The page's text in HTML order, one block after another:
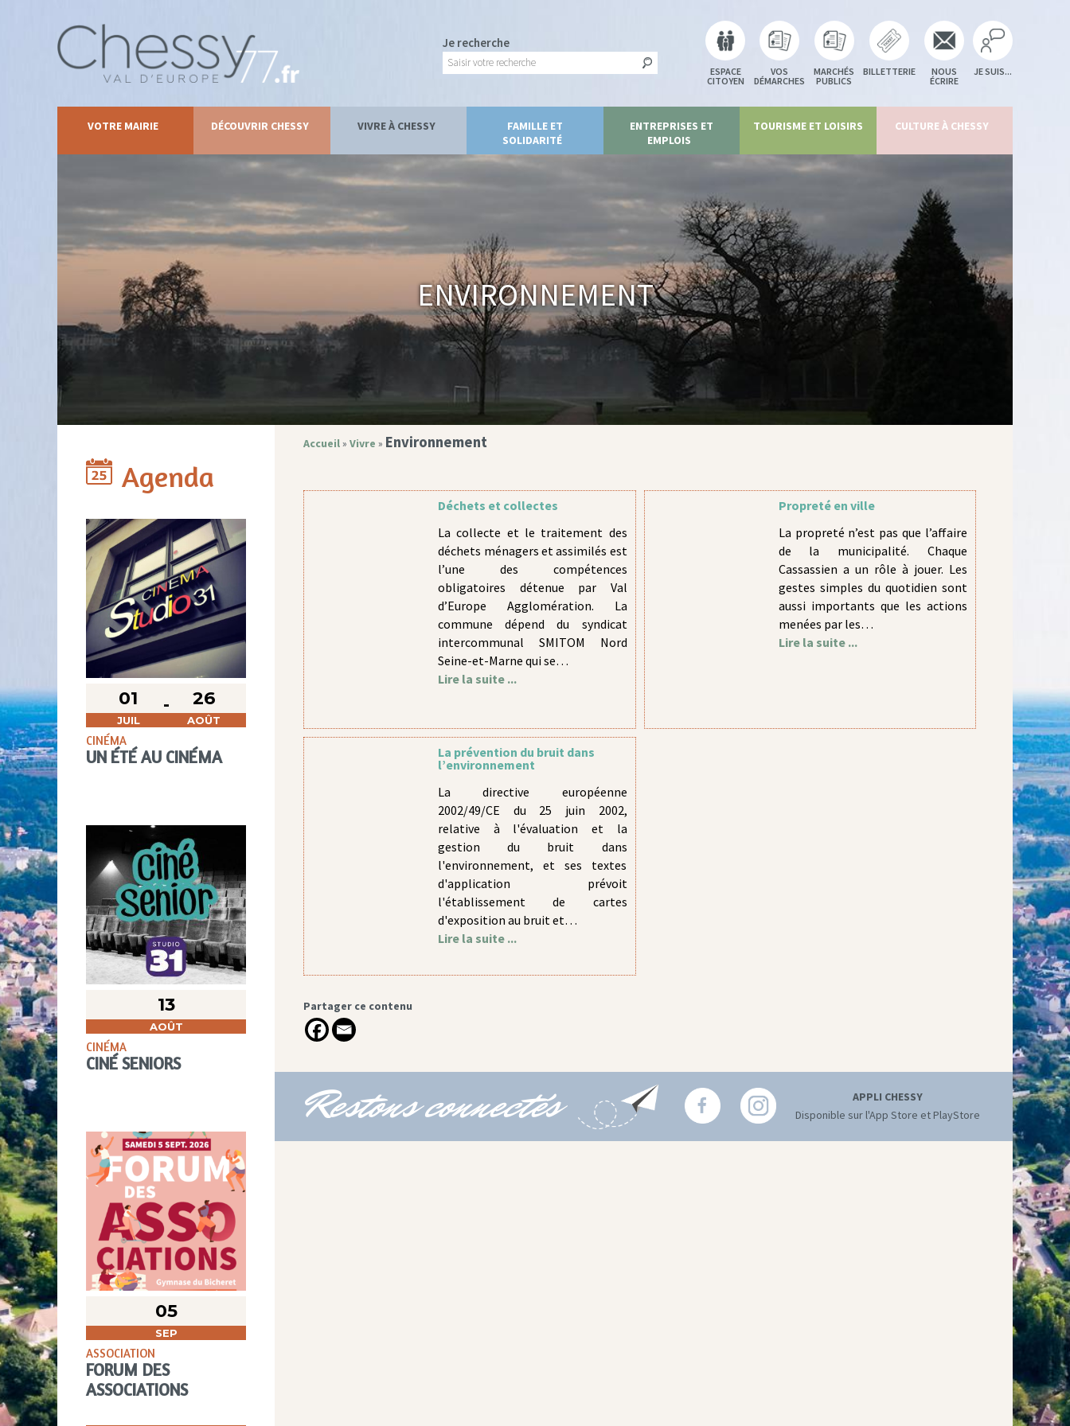
Je recherche
ESPACE
CITOYEN
VOS
DÉMARCHES
MARCHÉS
PUBLICS
BILLETTERIE
NOUS
ÉCRIRE
JE SUIS...
VOTRE MAIRIE DÉCOUVRIR CHESSY VIVRE À CHESSY
FAMILLE ET
SOLIDARITÉ
ENTREPRISES ET
EMPLOIS
TOURISME ET LOISIRS CULTURE À CHESSY
Environnement
Agenda
01
JUIL
26
AOÛT
CINÉMA
UN ÉTÉ AU CINÉMA
13
AOÛT
CINÉMA
CINÉ SENIORS
05
SEP
ASSOCIATION
FORUM DES
ASSOCIATIONS
Accueil» Vivre » Environnement
Déchets et collectes
La collecte et le traitement des
déchets ménagers et assimilés est
l’une des compétences
obligatoires détenue par Val
d’Europe Agglomération. La
commune dépend du syndicat
intercommunal SMITOM Nord
Seine-et-Marne qui se…
Lire la suite ...
Propreté en ville
La propreté n’est pas que l’affaire
de la municipalité. Chaque
Cassassien a un rôle à jouer. Les
gestes simples du quotidien sont
aussi importants que les actions
menées par les…
Lire la suite ...
La prévention du bruit dans
l’environnement
La directive européenne
2002/49/CE du 25 juin 2002,
relative à l'évaluation et la
gestion du bruit dans
l'environnement, et ses textes
d'application prévoit
l'établissement de cartes
d'exposition au bruit et…
Lire la suite ...
Partager ce contenu
Restons connectés
APPLI CHESSY
Disponible sur l'App Store et PlayStore